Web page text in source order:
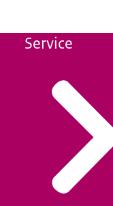
Service